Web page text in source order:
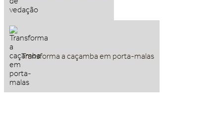
Transforma a caçamba em porta-malas